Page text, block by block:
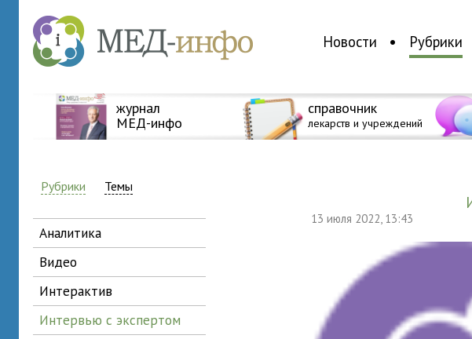
Новости Рубрики
журнал
МЕД-инфо
справочник
лекарств и учреждений
Рубрики Темы
аналитика
видео
интерактив
интервью с экспертом
13 июля 2022, 13:43